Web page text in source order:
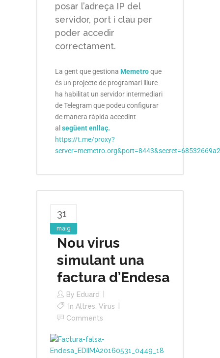
posar l’adreça IP del
servidor, port i clau per
poder accedir
correctament.
La gent que gestiona Memetroque
és un projecte de programari lliure
ha habilitat un servidor intermediari
de Telegram que podeu configurar
de manera ràpida accedint
al següent enllaç.
https://t.me/proxy?
31
maig
Nou virus
simulant una
factura d’Endesa
By Eduard
In Altres Virus
Comments